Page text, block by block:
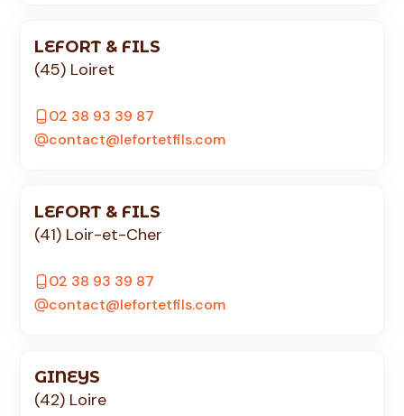
LEFORT & FILS
(45) Loiret
02 38 93 39 87
contact@lefortetfils.com
LEFORT & FILS
(41) Loir-et-Cher
02 38 93 39 87
contact@lefortetfils.com
GINEYS
(42) Loire